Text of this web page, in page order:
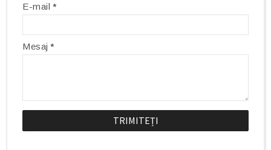
E-mail*
Mesaj*